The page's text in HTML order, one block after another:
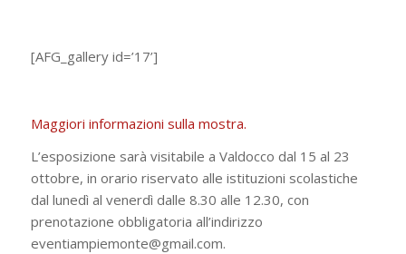
[AFG_gallery id=’17’]
Maggiori informazioni sulla mostra.
L’esposizione sarà visitabile a Valdocco dal 15 al 23
ottobre, in orario riservato alle istituzioni scolastiche
dal lunedì al venerdì dalle 8.30 alle 12.30, con
prenotazione obbligatoria all’indirizzo
eventiampiemonte@gmail.com.